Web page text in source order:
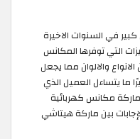
في السنوات الاخيرة
التي توفرها المكانس
والالوان مما يجعل
ما يتساءل العميل الذي
مكانس كهربائية
الإجابات بين ماركة هيتاشي